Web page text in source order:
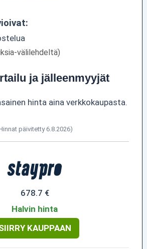
välilehdeltä)
ja jälleenmyyjät
hinta aina verkkokaupasta.
päivitetty 6.8.2026)
678.7 €
Halvin hinta
KAUPPAAN